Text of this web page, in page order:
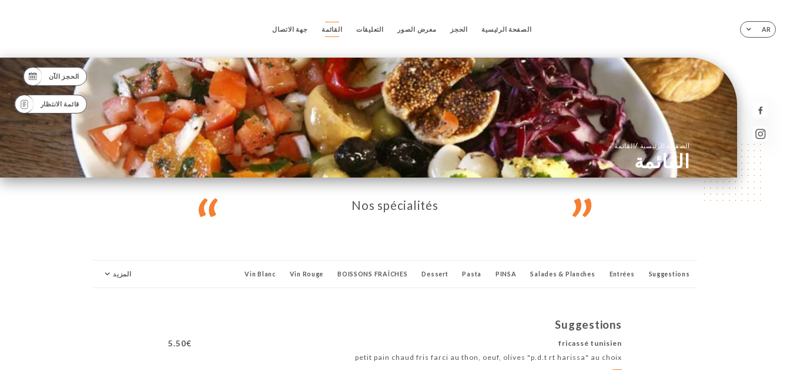
AR الصفحة الرئيسية الحجز معرض الصور التعليقات القائمة جهة الاتصال
الحجز الآن
قائمة الانتظار
الصفحة الرئيسية/القائمة
القائمة
Nos spécialités
Suggestions
Entrées
Salades & Planches
PINSA
Pasta
Dessert
BOISSONS FRAÎCHES
Vin Rouge
Vin Blanc المزيد
Suggestions
fricassé tunisien
5.50€
petit pain chaud fris farci au thon, oeuf, olives "p.d.t rt harissa" au choix